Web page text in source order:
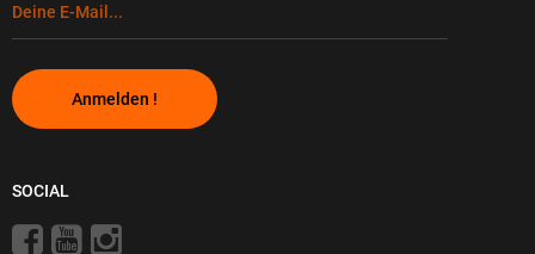
Anmelden !
SOCIAL